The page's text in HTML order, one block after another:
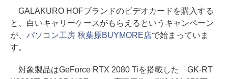
GALAKURO HOFブランドのビデオカードを購入する
と、白いキャリーケースがもらえるというキャンペーン
が、 パソコン工房 秋葉原BUYMORE店で始まっていま
す。
対象製品はGeForce RTX 2080 Tiを搭載した「GK-RT